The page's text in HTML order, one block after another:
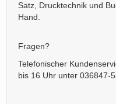
Satz, Drucktechnik und
Hand.
Fragen?
Telefonischer
bis 16 Uhr unter 036847-